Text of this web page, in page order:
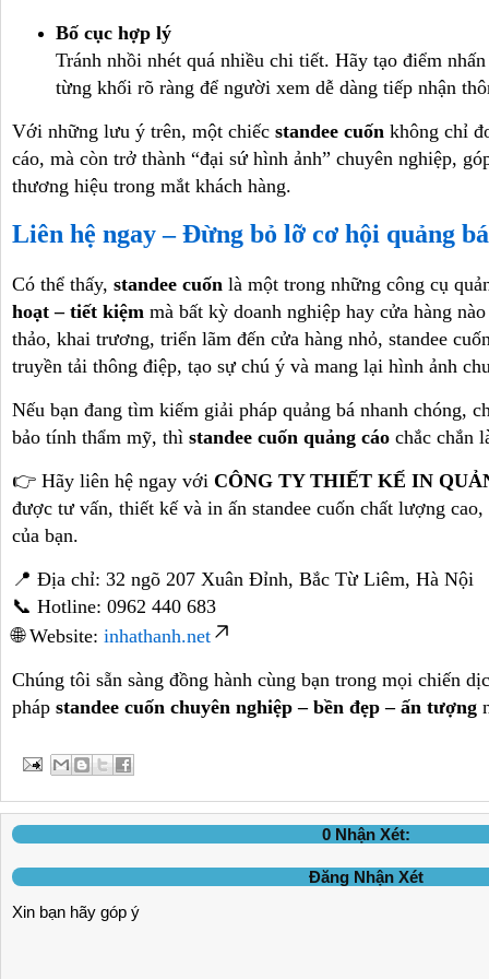
Bố cục hợp lý
Tránh nhồi nhét quá nhiều chi tiết. Hãy tạo điểm
từng khối rõ ràng để người xem dễ dàng tiếp nhận
Với những lưu ý trên, một chiếc standee cuốn không chỉ
cáo, mà còn trở thành “đại sứ hình ảnh” chuyên nghiệp,
thương hiệu trong mắt khách hàng.
Liên hệ ngay – Đừng bỏ lỡ cơ hội quảng
Có thể thấy, standee cuốn là một trong những công cụ
hoạt – tiết kiệm mà bất kỳ doanh nghiệp hay cửa hàng
thảo, khai trương, triển lãm đến cửa hàng nhỏ, standee
truyền tải thông điệp, tạo sự chú ý và mang lại hình ảnh
Nếu bạn đang tìm kiếm giải pháp quảng bá nhanh chóng,
bảo tính thẩm mỹ, thì standee cuốn quảng cáo chắc chắn
👉 Hãy liên hệ ngay với CÔNG TY THIẾT KẾ IN
được tư vấn, thiết kế và in ấn standee cuốn chất lượng
của bạn.
📍 Địa chỉ: 32 ngõ 207 Xuân Đỉnh, Bắc Từ Liêm, Hà Nội
📞 Hotline: 0962 440 683
🌐 Website: inhathanh.net
Chúng tôi sẵn sàng đồng hành cùng bạn trong mọi chiến
pháp standee cuốn chuyên nghiệp – bền đẹp – ấn tượng
0 Nhận Xét:
Đăng Nhận Xét
Xin bạn hãy góp ý